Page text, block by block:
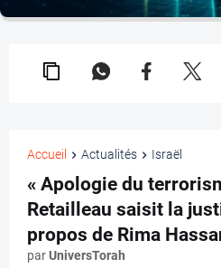
Accueil Actualités Israël
« Apologie du
Retailleau saisit la
propos de Rima
parUniversTorah